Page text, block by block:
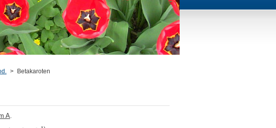
> Betakaroten
A.